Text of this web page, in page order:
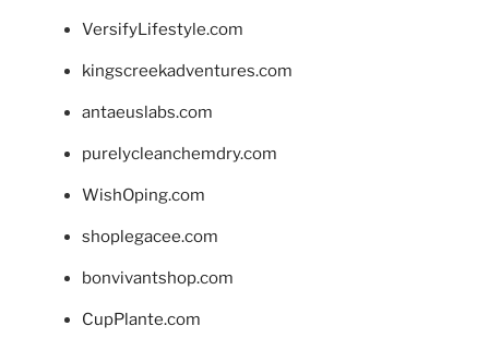
VersifyLifestyle.com
kingscreekadventures.com
antaeuslabs.com
purelycleanchemdry.com
WishOping.com
shoplegacee.com
bonvivantshop.com
CupPlante.com